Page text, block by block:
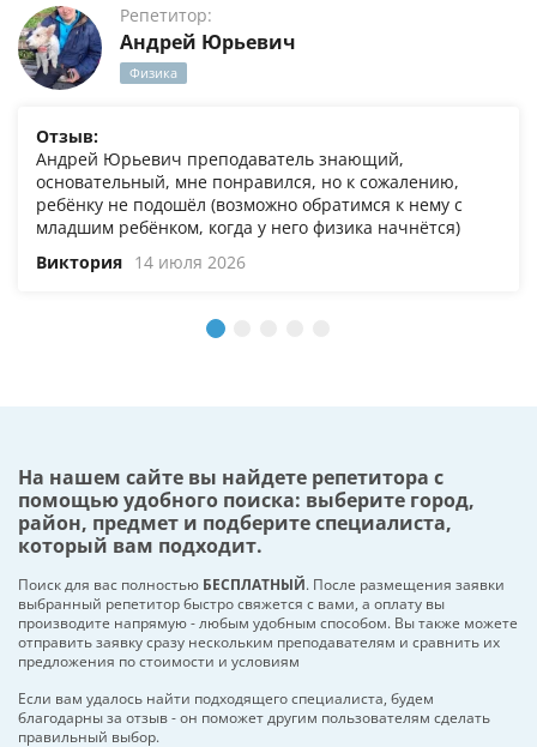
Репетитор:
Андрей Юрьевич
Физика
Отзыв:
Андрей Юрьевич преподаватель знающий,
основательный, мне понравился, но к сожалению,
ребёнку не подошёл (возможно обратимся к нему с
младшим ребёнком, когда у него физика начнётся)
Виктория 14 июля 2026
На нашем сайте вы найдете репетитора с
помощью удобного поиска: выберите город,
район, предмет и подберите специалиста,
который вам подходит.
Поиск для вас полностью БЕСПЛАТНЫЙ. После размещения заявки
выбранный репетитор быстро свяжется с вами, а оплату вы
производите напрямую - любым удобным способом. Вы также можете
отправить заявку сразу нескольким преподавателям и сравнить их
предложения по стоимости и условиям
Если вам удалось найти подходящего специалиста, будем
благодарны за отзыв - он поможет другим пользователям сделать
правильный выбор.